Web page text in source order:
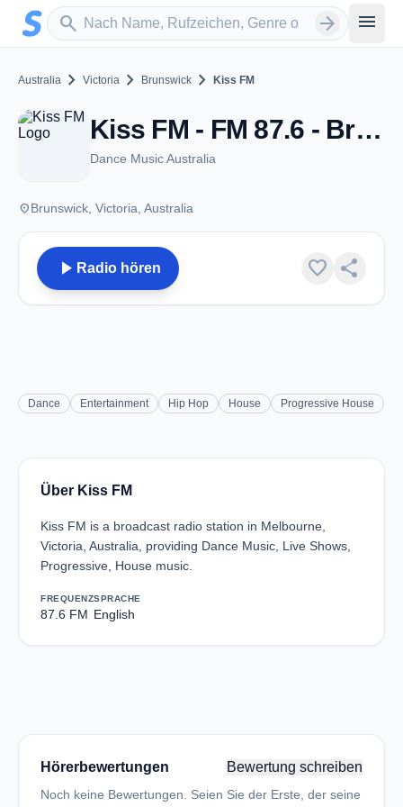
Zum Hauptinhalt springen
search
Sender suchen arrow_forward menu
Australia chevron_right Victoria chevron_right Brunswick chevron_right Kiss FM
Kiss FM - FM 87.6 - Brunswick, Vic
Dance Music Australia
placeBrunswick, Victoria, Australia
play_arrow Radio hören favorite share
Dance Entertainment Hip Hop House Progressive House
Über Kiss FM
Kiss FM is a broadcast radio station in Melbourne,
Victoria, Australia, providing Dance Music, Live Shows,
Progressive, House music.
FREQUENZ
87.6 FM
SPRACHE
English
Hörerbewertungen Bewertung schreiben
Noch keine Bewertungen. Seien Sie der Erste, der seine